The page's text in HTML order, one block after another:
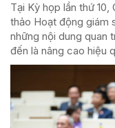
Tại Kỳ họp lần thứ
thảo Hoạt động giám
những nội dung quan
đến là nâng cao hiệu